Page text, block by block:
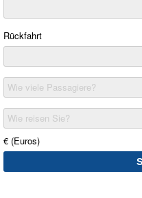
Rückfahrt
Wie viele Passagiere?
Wie reisen Sie?
€ (Euros)